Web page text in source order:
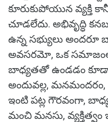
కూరుకుపోయున వ్యక్తి
చూడలేదు. అభివృద్ధి
ఉన్న సభ్యులు
అవసరమో, ఒక
బాధ్యతతో ఉండడం
అందువల్ల,
ఇంటి పట్ల గౌరవంగా,
మంచి మనసు,